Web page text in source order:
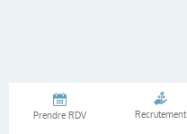
Prendre RDV Recrutement